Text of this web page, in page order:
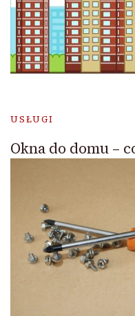
USŁUGI
Okna do domu –